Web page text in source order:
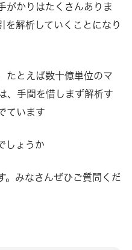
がかりはたくさんありま
を解析していくことになり
たとえば数十億単位のマ
、手間を惜しまず解析す
ています
しょうか
。みなさんぜひご質問くだ